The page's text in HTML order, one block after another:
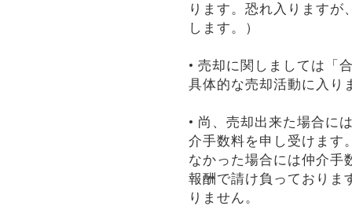
ります。恐れ入りますが
します。）
• 売却に関しましては「
具体的な売却活動に入り
• 尚、売却出来た場合に
介手数料を申し受けます
なかった場合には仲介手
報酬で請け負っておりま
りません。